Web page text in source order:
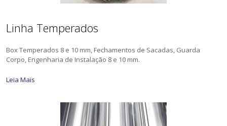
Linha Temperados
Box Temperados 8 e 10 mm, Fechamentos de Sacadas, Guarda
Corpo, Engenharia de Instalação 8 e 10 mm.
Leia Mais